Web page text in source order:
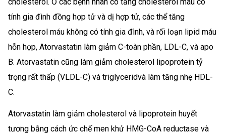
tính gia đình đồng hợp tử và dị hợp tử, các thể tăng
cholesterol máu không có tính gia đình, và rối loạn lipid máu
hỗn hợp, Atorvastatin làm giảm C-toàn phần, LDL-C, và apo
B. Atorvastatin cũng làm giảm cholesterol lipoprotein tỷ
trọng rất thấp (VLDL-C) và triglyceridvà làm tăng nhẹ HDL-
C.
Atorvastatin làm giảm cholesterol và lipoprotein huyết
tương bằng cách ức chế men khử HMG-CoA reductase và